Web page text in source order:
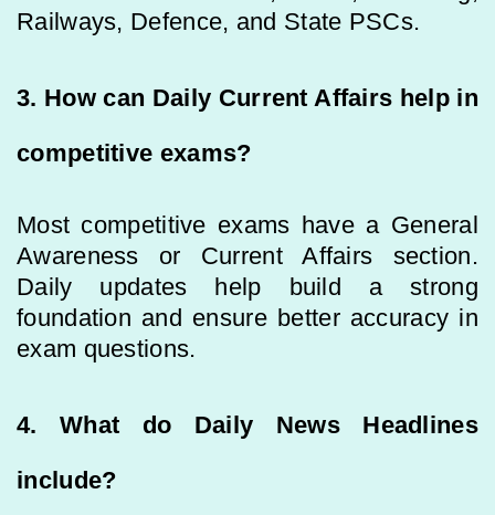
Railways, Defence, and State PSCs.
3. How can Daily Current Affairs help in
competitive exams?
Most competitive exams have a General
Awareness or Current Affairs section.
Daily updates help build a strong
foundation and ensure better accuracy in
exam questions.
4. What do Daily News Headlines
include?